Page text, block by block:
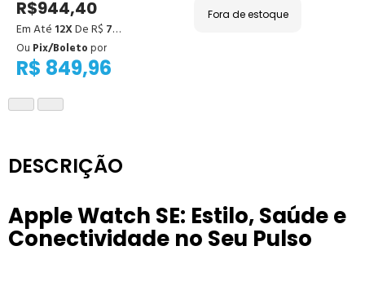
cancelamento de
ruído
R$944,40
Em Até 12XDe R$ 78,70
R$ 849,96
Ou Pix/Boletopor
Fora de estoque
DESCRIÇÃO
Apple Watch SE: Estilo, Saúde e
Conectividade no Seu Pulso